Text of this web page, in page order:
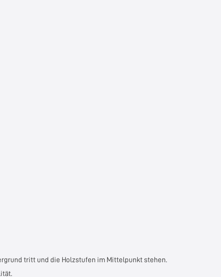
tritt und die Holzstufen im Mittelpunkt stehen.